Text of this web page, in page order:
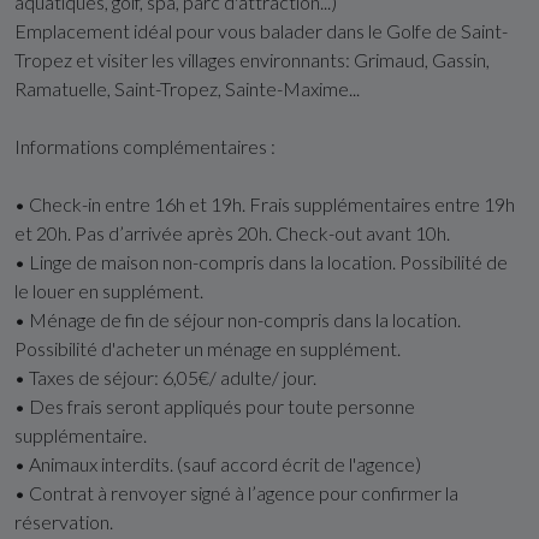
Emplacement idéal pour vous balader dans le Golfe de Saint-
Tropez et visiter les villages environnants: Grimaud, Gassin,
Ramatuelle, Saint-Tropez, Sainte-Maxime...
Informations complémentaires :
• Check-in entre 16h et 19h. Frais supplémentaires entre 19h
et 20h. Pas d’arrivée après 20h. Check-out avant 10h.
• Linge de maison non-compris dans la location. Possibilité de
le louer en supplément.
• Ménage de fin de séjour non-compris dans la location.
Possibilité d'acheter un ménage en supplément.
• Taxes de séjour: 6,05€/ adulte/ jour.
• Des frais seront appliqués pour toute personne
supplémentaire.
• Animaux interdits. (sauf accord écrit de l'agence)
• Contrat à renvoyer signé à l’agence pour confirmer la
réservation.